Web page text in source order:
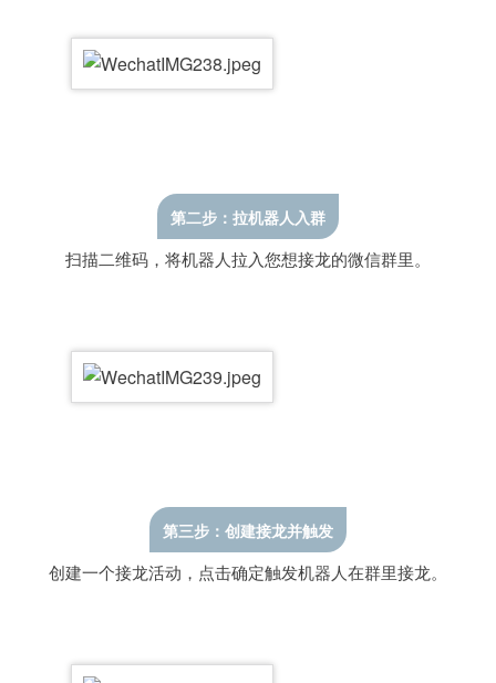
第二步：拉机器人入群
扫描二维码，将机器人拉入您想接龙的微信群里。
第三步：创建接龙并触发
创建一个接龙活动，点击确定触发机器人在群里接龙。